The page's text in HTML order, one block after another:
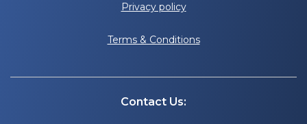
Privacy policy
Terms & Conditions
Contact Us: